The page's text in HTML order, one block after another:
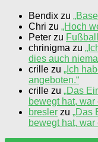
Bendix zu
Chri zu „Hoch
Peter zu
chrinigma zu
dies auch
crille zu „Ich
angeboten.“
crille zu „Das
bewegt hat, war
bresler zu „Das
bewegt hat, war